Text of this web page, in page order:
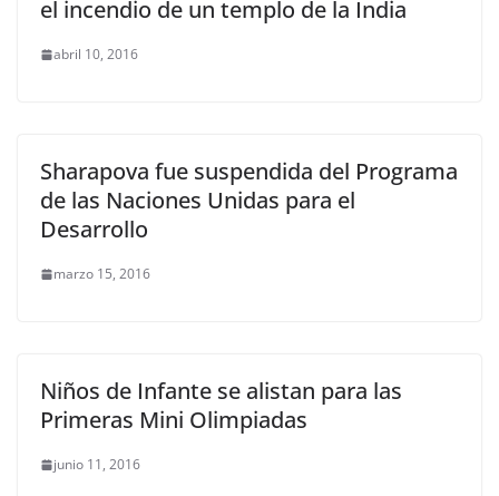
el incendio de un templo de la India
abril 10, 2016
Sharapova fue suspendida del Programa
de las Naciones Unidas para el
Desarrollo
marzo 15, 2016
Niños de Infante se alistan para las
Primeras Mini Olimpiadas
junio 11, 2016